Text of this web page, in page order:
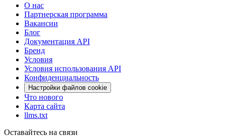
О нас
Партнерская программа
Вакансии
Блог
Документация API
Бренд
Условия
Условия использования API
Конфиденциальность
Настройки файлов cookie
Что нового
Карта сайта
llms.txt
Оставайтесь на связи